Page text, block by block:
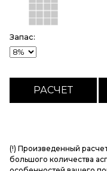
Запас:
(!) Произведенный
большого количества